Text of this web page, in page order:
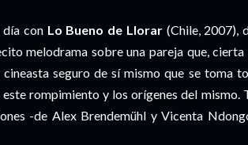
día con Lo Bueno de Llorar(Chile, 2007),
melodrama sobre una pareja que,
cineasta seguro de sí mismo que se toma
rompimiento y los orígenes del mismo.
-de Alex Brendemühl y Vicenta